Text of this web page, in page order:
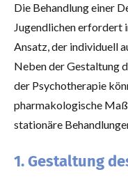
Die Behandlung einer
Jugendlichen erfordert
Ansatz, der individuell
Neben der Gestaltung
der Psychotherapie
pharmakologische
stationäre
1. Gestaltung